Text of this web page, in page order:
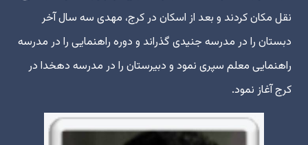
نقل مکان کردند و بعد از اسکان در کرج، مهدی سه سال آخر
دبستان را در مدرسه جنیدی گذراند و دوره راهنمایی را در مدرسه
راهنمایی معلم سپری نمود و دبیرستان را در مدرسه دهخدا در
کرج آغاز نمود.